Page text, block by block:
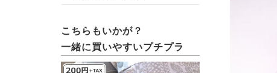
こちらもいかが？
一緒に買いやすいプチプラ